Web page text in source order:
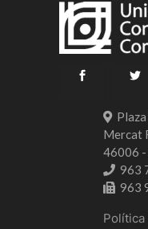
Plaza
Mercat
46006 -
963
963
Política